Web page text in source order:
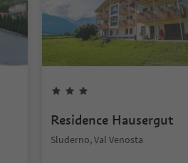
Residence Hausergut
Sluderno, Val Venosta